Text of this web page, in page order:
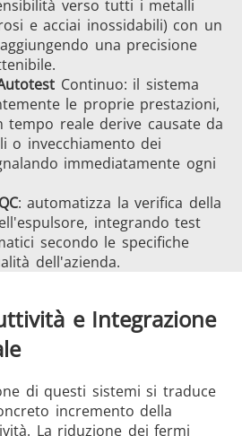
verso tutti i metalli
e acciai inossidabili) con un
una precisione
Continuo: il sistema
le proprie prestazioni,
tempo reale derive causate da
o invecchiamento dei
immediatamente ogni
: automatizza la verifica della
integrando test
secondo le specifiche
dell'azienda.
e Integrazione
di questi sistemi si traduce
incremento della
La riduzione dei fermi